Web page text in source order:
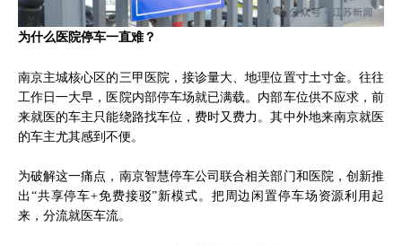
为什么医院停车一直难？
南京主城核心区的三甲医院，接诊量大、地理位置寸土寸金。往往
工作日一大早，医院内部停车场就已满载。内部车位供不应求，前
来就医的车主只能绕路找车位，费时又费力。其中外地来南京就医
的车主尤其感到不便。
为破解这一痛点，南京智慧停车公司联合相关部门和医院，创新推
出“共享停车+免费接驳”新模式。把周边闲置停车场资源利用起
来，分流就医车流。